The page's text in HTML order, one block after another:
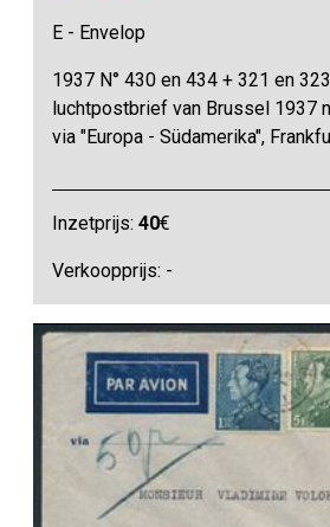
E - Envelop
1937 N° 430 en 434 + 321 en
luchtpostbrief van Brussel 1937
via "Europa - Südamerika",
Inzetprijs:40€
Verkoopprijs: -